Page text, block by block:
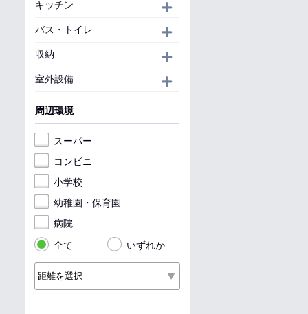
キッチン
バス・トイレ
収納
室外設備
周辺環境
スーパー
コンビニ
小学校
幼稚園・保育園
病院
全て
いずれか